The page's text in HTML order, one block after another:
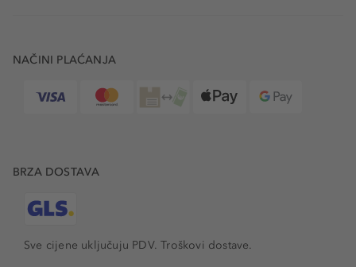
NAČINI PLAĆANJA
BRZA DOSTAVA
Sve cijene uključuju PDV.Troškovi dostave.